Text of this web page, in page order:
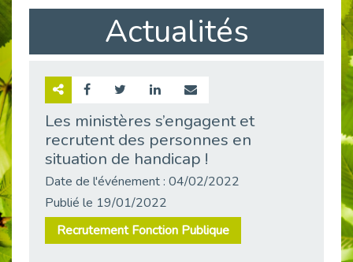
Aborder l'entretien et la situation de handicap en toute confiance
Publié le 09/06/2026
Retour sur l’atelier « Optimiser sa recherche d’emploi »
Publié le 02/06/2026
Publié le 30/05/2026
Publié le 22/05/2026
Actualités
Les ministères s’engagent et
recrutent des personnes en
situation de handicap !
Date de l'événement : 04/02/2022
Publié le 19/01/2022
Recrutement Fonction Publique